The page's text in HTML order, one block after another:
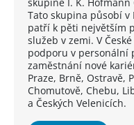
skupině I. K.
Tato skupina působí v
patří k pěti největším
služeb v zemi. V
podporu v personální
zaměstnání nové
Praze, Brně, Ostravě,
Chomutově, Chebu,
a Českých Velenicích.